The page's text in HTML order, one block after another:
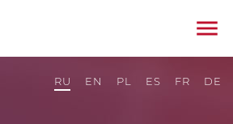
RU EN PL ES FR DE